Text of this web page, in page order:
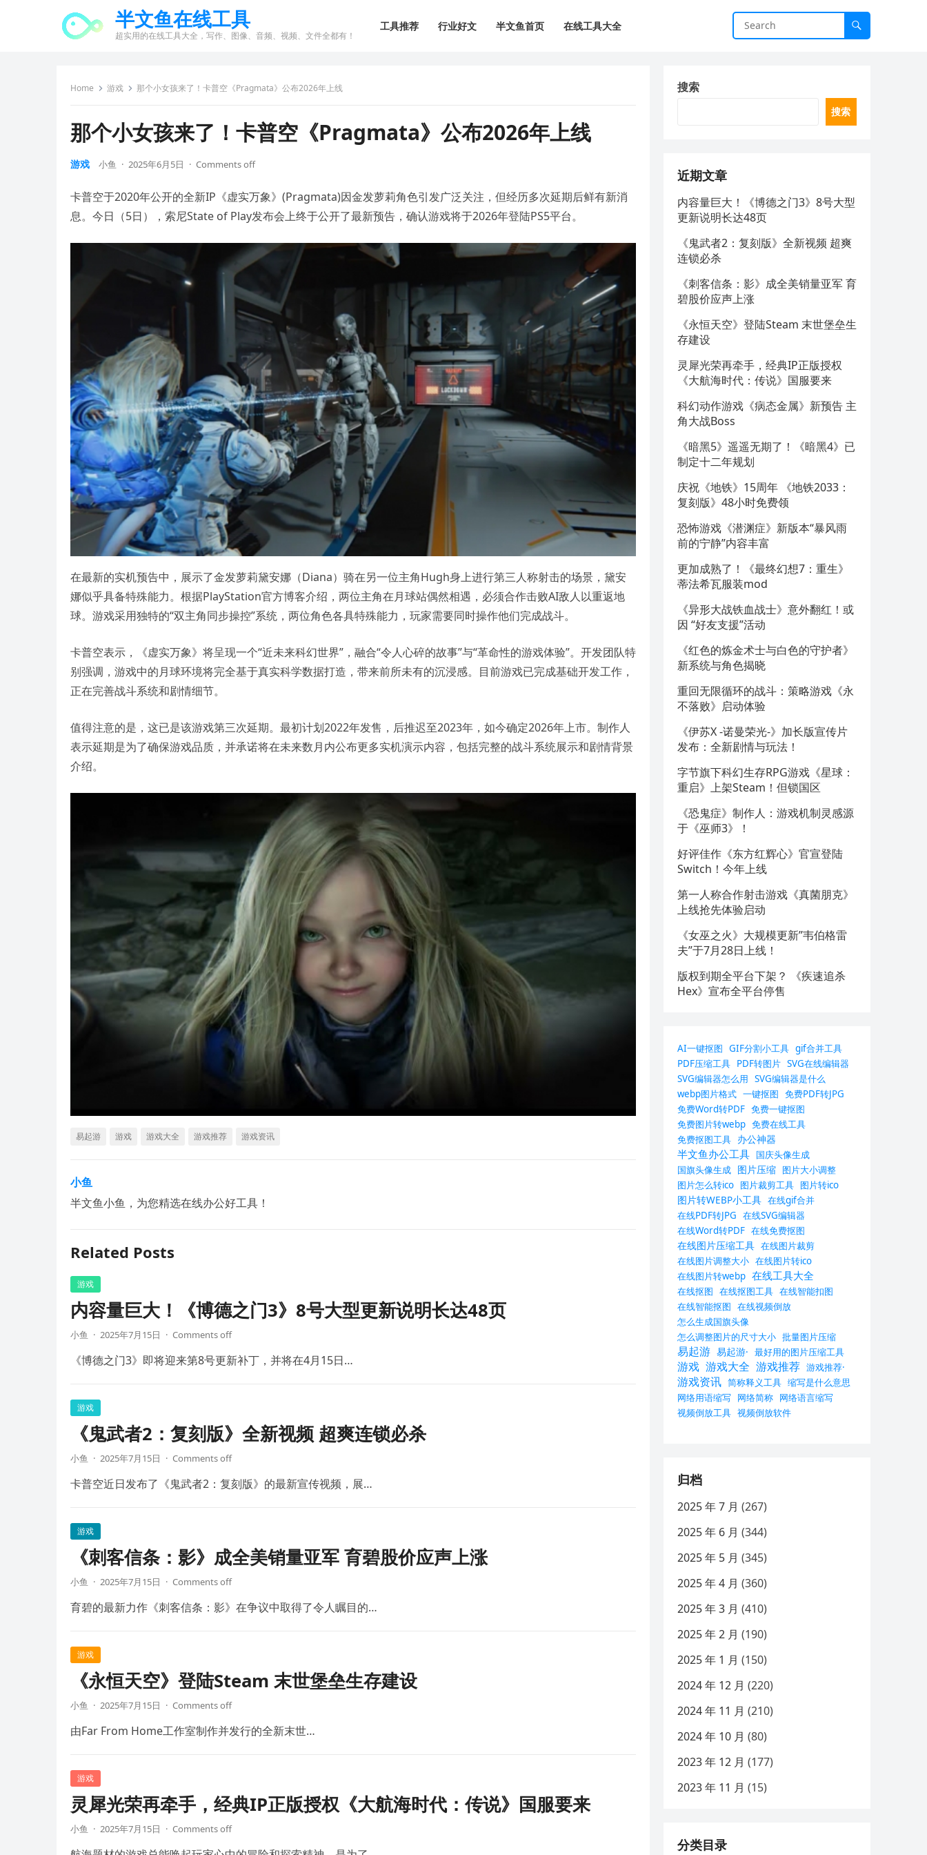
半文鱼在线工具
超实用的在线工具大全，写作、图像、音频、视频、文件全都有！
工具推荐 行业好文 半文鱼首页 在线工具大全
Home 游戏 那个小女孩来了！卡普空《Pragmata》公布2026年上线
那个小女孩来了！卡普空《Pragmata》公布2026年上线
游戏 小鱼 · 2025年6月5日 · Comments off
卡普空于2020年公开的全新IP《虚实万象》(Pragmata)因金发萝莉角色引发广泛关注，但经历多次延期后鲜有新消
息。今日（5日），索尼State of Play发布会上终于公开了最新预告，确认游戏将于2026年登陆PS5平台。
在最新的实机预告中，展示了金发萝莉黛安娜（Diana）骑在另一位主角Hugh身上进行第三人称射击的场景，黛安
娜似乎具备特殊能力。根据PlayStation官方博客介绍，两位主角在月球站偶然相遇，必须合作击败AI敌人以重返地
球。游戏采用独特的“双主角同步操控”系统，两位角色各具特殊能力，玩家需要同时操作他们完成战斗。
卡普空表示，《虚实万象》将呈现一个“近未来科幻世界”，融合“令人心碎的故事”与“革命性的游戏体验”。开发团队特
别强调，游戏中的月球环境将完全基于真实科学数据打造，带来前所未有的沉浸感。目前游戏已完成基础开发工作，
正在完善战斗系统和剧情细节。
值得注意的是，这已是该游戏第三次延期。最初计划2022年发售，后推迟至2023年，如今确定2026年上市。制作人
表示延期是为了确保游戏品质，并承诺将在未来数月内公布更多实机演示内容，包括完整的战斗系统展示和剧情背景
介绍。
易起游 游戏 游戏大全 游戏推荐 游戏资讯
小鱼
半文鱼小鱼，为您精选在线办公好工具！
Related Posts
游戏
内容量巨大！《博德之门3》8号大型更新说明长达48页
小鱼 · 2025年7月15日 · Comments off
《博德之门3》即将迎来第8号更新补丁，并将在4月15日…
游戏
《鬼武者2：复刻版》全新视频 超爽连锁必杀
小鱼 · 2025年7月15日 · Comments off
卡普空近日发布了《鬼武者2：复刻版》的最新宣传视频，展…
游戏
《刺客信条：影》成全美销量亚军 育碧股价应声上涨
小鱼 · 2025年7月15日 · Comments off
育碧的最新力作《刺客信条：影》在争议中取得了令人瞩目的…
游戏
《永恒天空》登陆Steam 末世堡垒生存建设
小鱼 · 2025年7月15日 · Comments off
由Far From Home工作室制作并发行的全新末世…
游戏
灵犀光荣再牵手，经典IP正版授权《大航海时代：传说》国服要来
小鱼 · 2025年7月15日 · Comments off
搜索
搜索
近期文章
内容量巨大！《博德之门3》8号大型
更新说明长达48页
《鬼武者2：复刻版》全新视频 超爽
连锁必杀
《刺客信条：影》成全美销量亚军 育
碧股价应声上涨
《永恒天空》登陆Steam 末世堡垒生
存建设
灵犀光荣再牵手，经典IP正版授权
《大航海时代：传说》国服要来
科幻动作游戏《病态金属》新预告 主
角大战Boss
《暗黑5》遥遥无期了！《暗黑4》已
制定十二年规划
庆祝《地铁》15周年 《地铁2033：
复刻版》48小时免费领
恐怖游戏《潜渊症》新版本“暴风雨
前的宁静”内容丰富
更加成熟了！《最终幻想7：重生》
蒂法希瓦服装mod
《异形大战铁血战士》意外翻红！或
因 “好友支援”活动
《红色的炼金术士与白色的守护者》
新系统与角色揭晓
重回无限循环的战斗：策略游戏《永
不落败》启动体验
《伊苏X -诺曼荣光-》加长版宣传片
发布：全新剧情与玩法！
字节旗下科幻生存RPG游戏《星球：
重启》上架Steam！但锁国区
《恐鬼症》制作人：游戏机制灵感源
于《巫师3》！
好评佳作《东方红辉心》官宣登陆
Switch！今年上线
第一人称合作射击游戏《真菌朋克》
上线抢先体验启动
《女巫之火》大规模更新”韦伯格雷
夫”于7月28日上线！
版权到期全平台下架？ 《疾速追杀
Hex》宣布全平台停售
AI一键抠图 GIF分割小工具 gif合并工具
PDF压缩工具 PDF转图片 SVG在线编辑器
SVG编辑器怎么用 SVG编辑器是什么
webp图片格式 一键抠图 免费PDF转JPG
免费Word转PDF 免费一键抠图
免费图片转webp 免费在线工具
免费抠图工具 办公神器
半文鱼办公工具 国庆头像生成
国旗头像生成 图片压缩 图片大小调整
图片怎么转ico 图片裁剪工具 图片转ico
图片转WEBP小工具 在线gif合并
在线PDF转JPG 在线SVG编辑器
在线Word转PDF 在线免费抠图
在线图片压缩工具 在线图片裁剪
在线图片调整大小 在线图片转ico
在线图片转webp 在线工具大全
在线抠图 在线抠图工具 在线智能扣图
在线智能抠图 在线视频倒放
怎么生成国旗头像
怎么调整图片的尺寸大小 批量图片压缩
易起游 易起游· 最好用的图片压缩工具
游戏 游戏大全 游戏推荐 游戏推荐·
游戏资讯 简称释义工具 缩写是什么意思
网络用语缩写 网络简称 网络语言缩写
视频倒放工具 视频倒放软件
归档
2025 年 7 月 (267)
2025 年 6 月 (344)
2025 年 5 月 (345)
2025 年 4 月 (360)
2025 年 3 月 (410)
2025 年 2 月 (190)
2025 年 1 月 (150)
2024 年 12 月 (220)
2024 年 11 月 (210)
2024 年 10 月 (80)
2023 年 12 月 (177)
2023 年 11 月 (15)
分类目录